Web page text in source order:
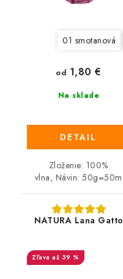
01 smotanová
Na sklade
od 1,80 €
DETAIL
Zloženie: 100%
vlna, Návin: 50g=50m
NATURA Lana Gatto
až 39 %